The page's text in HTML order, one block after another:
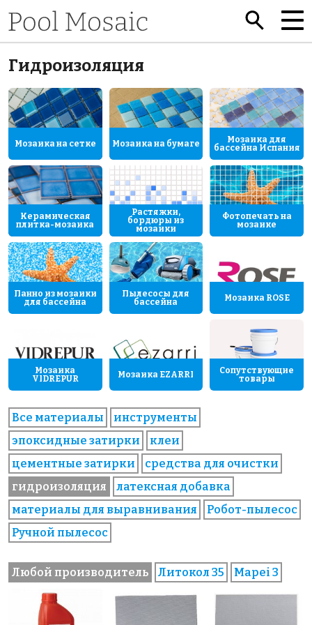
Гидроизоляция
Мозаика на сетке Мозаика на бумаге
Мозаика для
бассейна Испания
Керамическая
плитка-мозаика
Растяжки,
бордюры из
мозаики
Фотопечать на
мозаике
Панно из мозаики
для бассейна
Пылесосы для
бассейна
Мозаика ROSE
Мозаика
VIDREPUR
Мозаика EZARRI
Сопутствующие
товары
Все материалы
инструменты
эпоксидные затирки
клеи
цементные затирки
средства для очистки
гидроизоляция
латексная добавка
материалы для выравнивания
Робот-пылесос
Ручной пылесос
Любой производитель Литокол 35 Mapei 3